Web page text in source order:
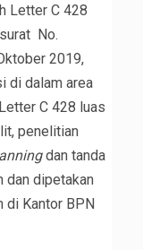
Letter C 428
No.
2019,
di dalam area
C 428 luas
penelitian
dan tanda
dan dipetakan
di Kantor BPN